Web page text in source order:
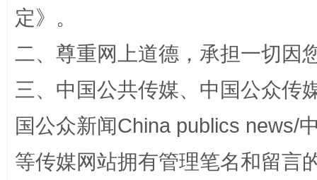
解纷+调解+退费，一次搞定
定》。
二、尊重网上道德，承担一切因
三、中国公共传媒、中国公众传
国公众新闻China publics news/
等传媒网站拥有管理笔名和留言